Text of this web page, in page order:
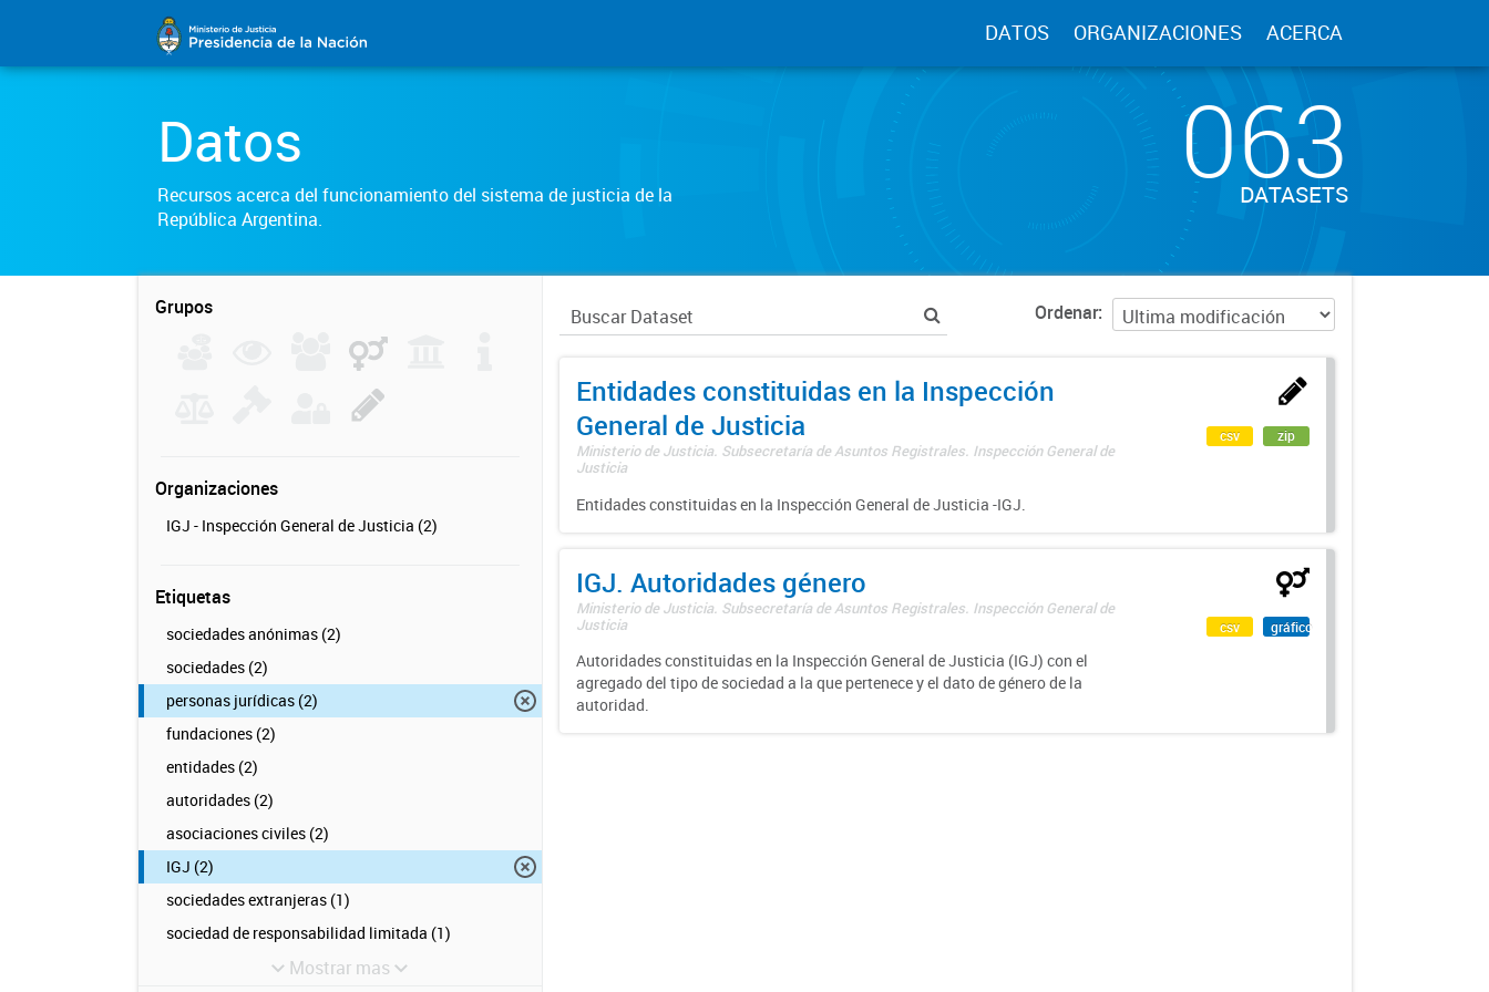
DATOS ORGANIZACIONES ACERCA
Datos
Recursos acerca del funcionamiento del sistema de justicia de la
República Argentina.
063
DATASETS
Grupos
Organizaciones
IGJ - Inspección General de Justicia (2)
Etiquetas
sociedades anónimas (2)
sociedades (2)
personas jurídicas (2)
fundaciones (2)
entidades (2)
autoridades (2)
asociaciones civiles (2)
IGJ (2)
sociedades extranjeras (1)
sociedad de responsabilidad limitada (1)
Mostrar mas
Ordenar
Entidades constituidas en la Inspección
General de Justicia
Ministerio de Justicia. Subsecretaría de Asuntos Registrales. Inspección General de
Justicia
Entidades constituidas en la Inspección General de Justicia -IGJ.
csv zip
IGJ. Autoridades género
Ministerio de Justicia. Subsecretaría de Asuntos Registrales. Inspección General de
Justicia
Autoridades constituidas en la Inspección General de Justicia (IGJ) con el
agregado del tipo de sociedad a la que pertenece y el dato de género de la
autoridad.
csv gráfico